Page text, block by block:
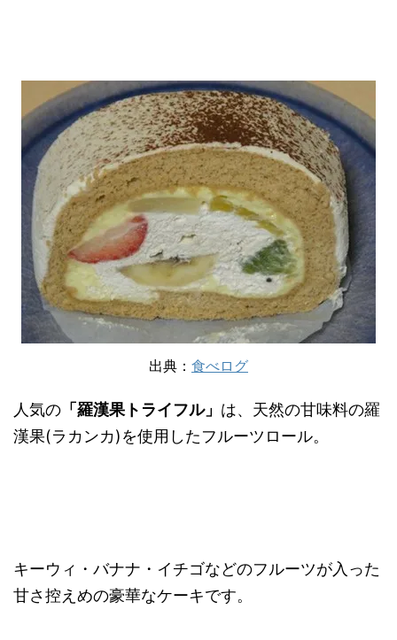
出典： 食べログ
人気の 「羅漢果トライフル」 は、天然の甘味料の羅
漢果(ラカンカ)を使用したフルーツロール。
キーウィ・バナナ・イチゴなどのフルーツが入った
甘さ控えめの豪華なケーキです。